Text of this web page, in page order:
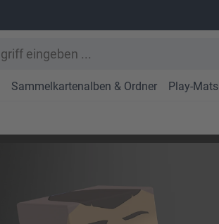
Sammelkartenalben & Ordner Play-Mats